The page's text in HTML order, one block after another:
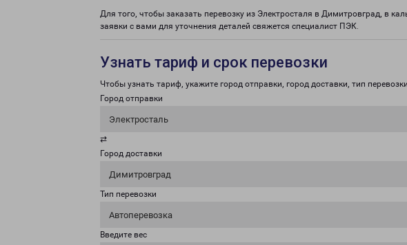
Для того, чтобы заказать перевозку из Электросталя в Димитровград, в
заявки с вами для уточнения деталей свяжется специалист ПЭК.
Узнать тариф и срок перевозки
Чтобы узнать тариф, укажите город отправки, город доставки, тип
Город отправки
Электросталь
⇄
Город доставки
Димитровград
Тип перевозки
Автоперевозка
Введите вес